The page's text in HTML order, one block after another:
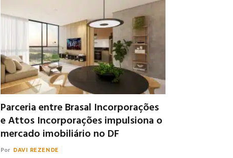
Parceria entre Brasal Incorporações
e Attos Incorporações impulsiona o
mercado imobiliário no DF
Por DAVI REZENDE